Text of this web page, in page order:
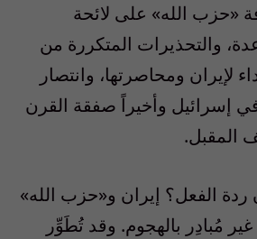
«حزب الله» على لائحة
والتحذيرات المتكررة من
لإيران ومحاصرتها، وانتصار
إسرائيل وأخيراً صفقة القرن
المقبل.
الفعل؟ إيران و«حزب الله»
مُبادِر بالهجوم. وقد تُطَوِّر